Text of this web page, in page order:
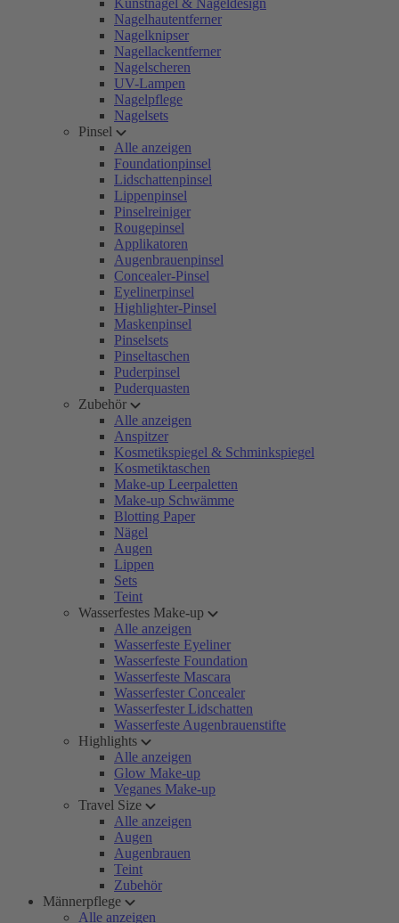
Kunstnägel & Nageldesign
Nagelhautentferner
Nagelknipser
Nagellackentferner
Nagelscheren
UV-Lampen
Nagelpflege
Nagelsets
Pinsel
Alle anzeigen
Foundationpinsel
Lidschattenpinsel
Lippenpinsel
Pinselreiniger
Rougepinsel
Applikatoren
Augenbrauenpinsel
Concealer-Pinsel
Eyelinerpinsel
Highlighter-Pinsel
Maskenpinsel
Pinselsets
Pinseltaschen
Puderpinsel
Puderquasten
Zubehör
Alle anzeigen
Anspitzer
Kosmetikspiegel & Schminkspiegel
Kosmetiktaschen
Make-up Leerpaletten
Make-up Schwämme
Blotting Paper
Nägel
Augen
Lippen
Sets
Teint
Wasserfestes Make-up
Alle anzeigen
Wasserfeste Eyeliner
Wasserfeste Foundation
Wasserfeste Mascara
Wasserfester Concealer
Wasserfester Lidschatten
Wasserfeste Augenbrauenstifte
Highlights
Alle anzeigen
Glow Make-up
Veganes Make-up
Travel Size
Alle anzeigen
Augen
Augenbrauen
Teint
Zubehör
Männerpflege
Alle anzeigen